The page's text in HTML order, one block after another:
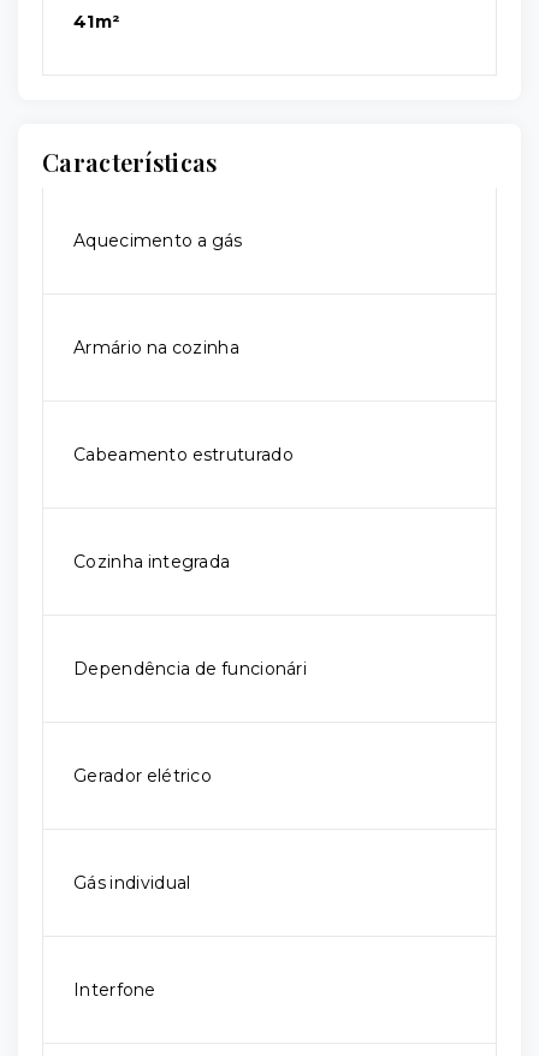
41m²
Características
Aquecimento a gás
Armário na cozinha
Cabeamento estruturado
Cozinha integrada
Dependência de funcionári
Gerador elétrico
Gás individual
Interfone